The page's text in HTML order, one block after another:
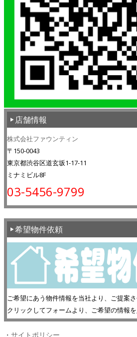
店舗情報
株式会社ファウンティン
〒150-0043
東京都渋谷区道玄坂1-17-11
ミナミビル8F
03-5456-9799
希望物件依頼
ご希望にあう物件情報を当社より、ご提案さ
クリックしてフォームより、ご希望の情報を
・ サイトポリシー